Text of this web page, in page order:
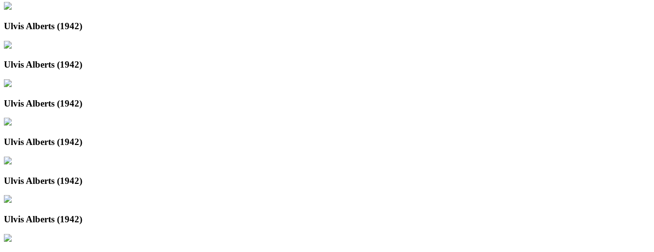
Ulvis Alberts (1942)
Ulvis Alberts (1942)
Ulvis Alberts (1942)
Ulvis Alberts (1942)
Ulvis Alberts (1942)
Ulvis Alberts (1942)